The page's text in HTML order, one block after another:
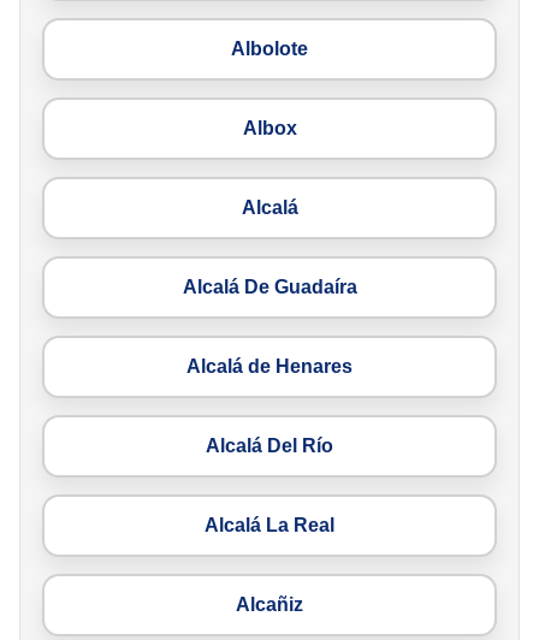
Albolote
Albox
Alcalá
Alcalá De Guadaíra
Alcalá de Henares
Alcalá Del Río
Alcalá La Real
Alcañiz